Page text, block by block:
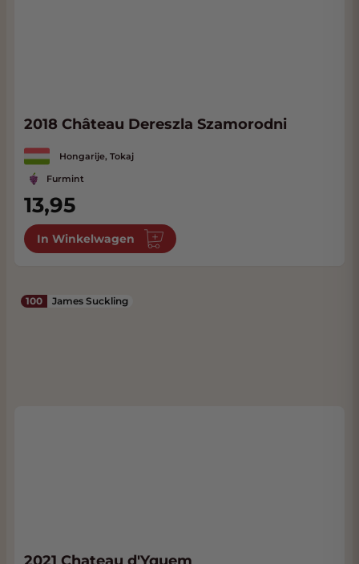
2018 Château Dereszla Szamorodni
Hongarije, Tokaj
Furmint
13,95
In Winkelwagen
100 James Suckling